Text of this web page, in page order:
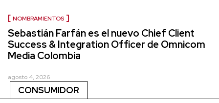
NOMBRAMIENTOS
Sebastián Farfán es el nuevo Chief Client
Success & Integration Officer de Omnicom
Media Colombia
agosto 4, 2026
CONSUMIDOR